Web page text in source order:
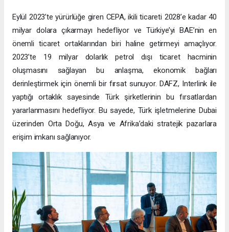
Eylül 2023’te yürürlüğe giren CEPA, ikili ticareti 2028’e kadar 40
milyar dolara çıkarmayı hedefliyor ve Türkiye’yi BAE’nin en
önemli ticaret ortaklarından biri haline getirmeyi amaçlıyor.
2023’te 19 milyar dolarlık petrol dışı ticaret hacminin
oluşmasını sağlayan bu anlaşma, ekonomik bağları
derinleştirmek için önemli bir fırsat sunuyor. DAFZ, Interlink ile
yaptığı ortaklık sayesinde Türk şirketlerinin bu fırsatlardan
yararlanmasını hedefliyor. Bu sayede, Türk işletmelerine Dubai
üzerinden Orta Doğu, Asya ve Afrika’daki stratejik pazarlara
erişim imkanı sağlanıyor.